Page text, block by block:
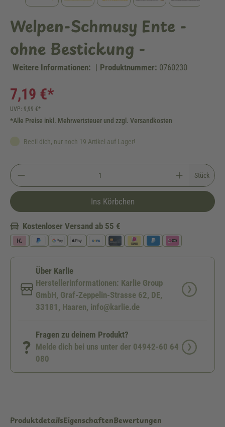
Welpen-Schmusy Ente -
ohne Bestickung -
Weitere Informationen: | Produktnummer: 0760230
7,19 €*
UVP: 9,99 €*
*Alle Preise inkl. Mehrwertsteuer und zzgl. Versandkosten
Beeil dich, nur noch 19 Artikel auf Lager!
Stück
Ins Körbchen
Kostenloser Versand ab 55 €
Über Karlie
Herstellerinformationen: Karlie Group
GmbH, Graf-Zeppelin-Strasse 62, DE,
33181, Haaren, info@karlie.de
Fragen zu deinem Produkt?
Melde dich bei uns unter der 04942-60 64
080
ProduktdetailsEigenschaftenBewertungen